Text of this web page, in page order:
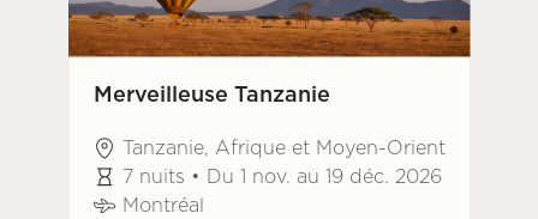
Merveilleuse Tanzanie
Tanzanie, Afrique et Moyen-Orient
7 nuits • Du 1 nov. au 19 déc. 2026
Montréal